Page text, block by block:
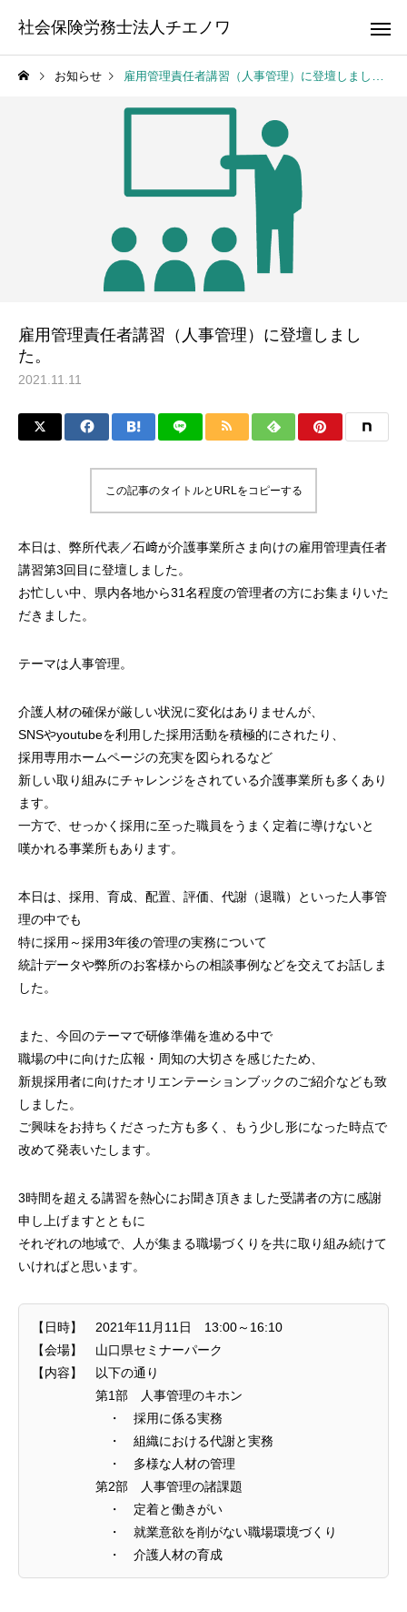
社会保険労務士法人チエノワ
お知らせ 雇用管理責任者講習（人事管理）に登壇しました。
雇用管理責任者講習（人事管理）に登壇しまし
た。
2021.11.11
この記事のタイトルとURLをコピーする
本日は、弊所代表／石﨑が介護事業所さま向けの雇用管理責任者
講習第3回目に登壇しました。
お忙しい中、県内各地から31名程度の管理者の方にお集まりいた
だきました。
テーマは人事管理。
介護人材の確保が厳しい状況に変化はありませんが、
SNSやyoutubeを利用した採用活動を積極的にされたり、
採用専用ホームページの充実を図られるなど
新しい取り組みにチャレンジをされている介護事業所も多くあり
ます。
一方で、せっかく採用に至った職員をうまく定着に導けないと
嘆かれる事業所もあります。
本日は、採用、育成、配置、評価、代謝（退職）といった人事管
理の中でも
特に採用～採用3年後の管理の実務について
統計データや弊所のお客様からの相談事例などを交えてお話しま
した。
また、今回のテーマで研修準備を進める中で
職場の中に向けた広報・周知の大切さを感じたため、
新規採用者に向けたオリエンテーションブックのご紹介なども致
しました。
ご興味をお持ちくださった方も多く、もう少し形になった時点で
改めて発表いたします。
3時間を超える講習を熱心にお聞き頂きました受講者の方に感謝
申し上げますとともに
それぞれの地域で、人が集まる職場づくりを共に取り組み続けて
いければと思います。
【日時】 2021年11月11日 13:00～16:10
【会場】 山口県セミナーパーク
【内容】 以下の通り
第1部 人事管理のキホン
・ 採用に係る実務
・ 組織における代謝と実務
・ 多様な人材の管理
第2部 人事管理の諸課題
・ 定着と働きがい
・ 就業意欲を削がない職場環境づくり
・ 介護人材の育成